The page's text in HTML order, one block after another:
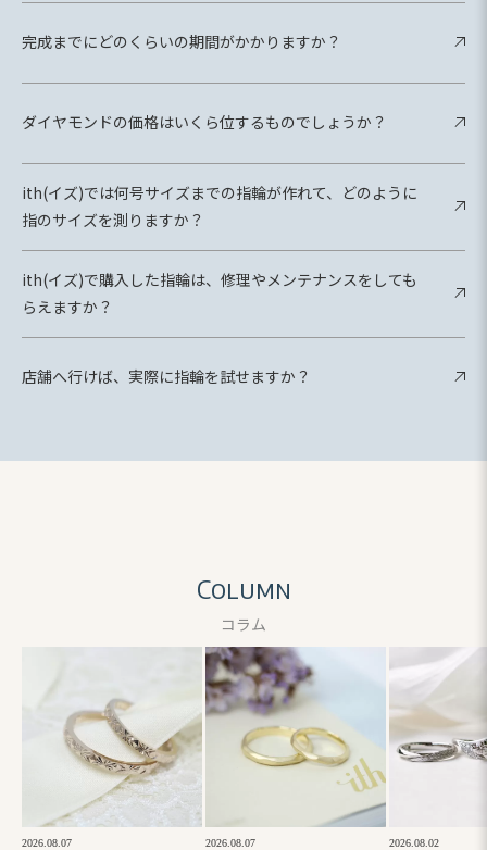
完成までにどのくらいの期間がかかりますか？
ダイヤモンドの価格はいくら位するものでしょうか？
ith(イズ)では何号サイズまでの指輪が作れて、どのように
指のサイズを測りますか？
ith(イズ)で購入した指輪は、修理やメンテナンスをしても
らえますか？
店舗へ行けば、実際に指輪を試せますか？
コラム
Column
2026.08.07 2026.08.07 2026.08.02